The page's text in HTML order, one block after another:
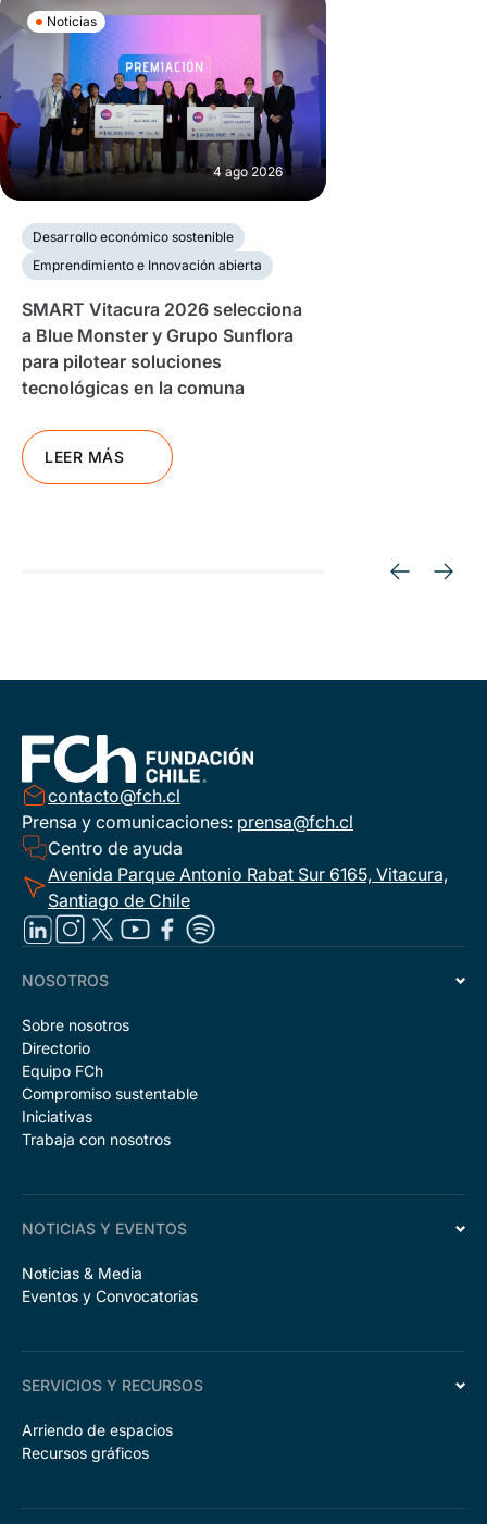
Noticias
4 ago 2026
Desarrollo económico sostenible
Emprendimiento e Innovación abierta
SMART Vitacura 2026 selecciona
a Blue Monster y Grupo Sunflora
para pilotear soluciones
tecnológicas en la comuna
LEER MÁS
contacto@fch.cl
Prensa y comunicaciones: prensa@fch.cl
Centro de ayuda
Avenida Parque Antonio Rabat Sur 6165, Vitacura,
Santiago de Chile
NOSOTROS
Sobre nosotros
Directorio
Equipo FCh
Compromiso sustentable
Iniciativas
Trabaja con nosotros
NOTICIAS Y EVENTOS
Noticias & Media
Eventos y Convocatorias
SERVICIOS Y RECURSOS
Arriendo de espacios
Recursos gráficos